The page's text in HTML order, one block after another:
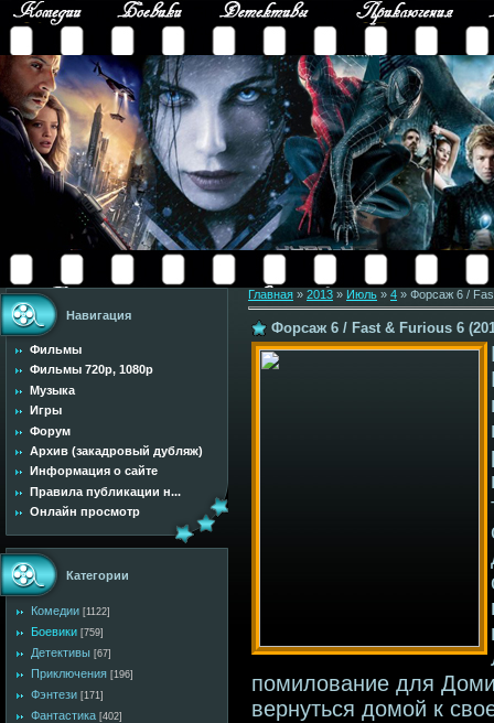
Навигация
Фильмы
Фильмы 720p, 1080p
Музыка
Игры
Форум
Архив (закадровый дубляж)
Информация о сайте
Правила публикации н...
Онлайн просмотр
Категории
Комедии [1122]
Боевики [759]
Детективы [67]
Приключения [196]
Фэнтези [171]
Фантастика [402]
Главная » 2013 » Июль » 4 » Форсаж 6 /
Форсаж 6 / Fast & Furious 6
помилование для
вернуться домой к